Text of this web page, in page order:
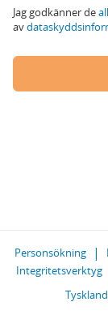
Jag godkänner de
av
Personsökning
Integritetsverktyg
Tyskland